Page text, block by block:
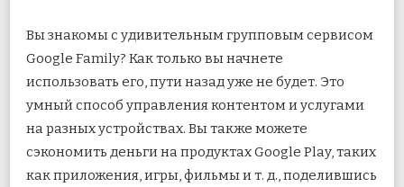
ЛУЧШИХ
ИСПРАВИТЬ
НЕРАБОТАЮЩУЮ
GOOGLE
FAMILY
Вы знакомы с удивительным групповым сервисом
Google Family? Как только вы начнете
использовать его, пути назад уже не будет. Это
умный способ управления контентом и услугами
на разных устройствах. Вы также можете
сэкономить деньги на продуктах Google Play, таких
как приложения, игры, фильмы и т. д., поделившись